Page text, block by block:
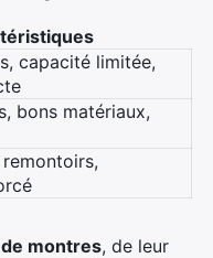
capacité limitée,
bons matériaux,
montres, de leur